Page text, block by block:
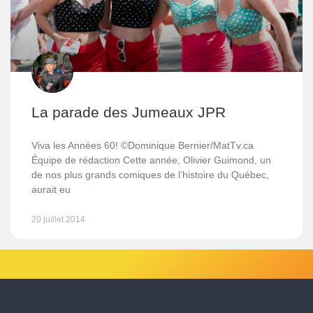
La parade des Jumeaux JPR
Viva les Années 60! ©Dominique Bernier/MatTv.ca
Équipe de rédaction Cette année, Olivier Guimond, un
de nos plus grands comiques de l’histoire du Québec,
aurait eu
20 juillet 2014